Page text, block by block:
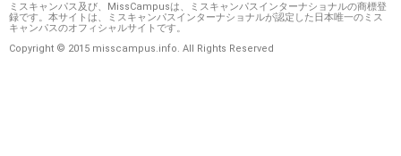
ミスキャンパス及び、MissCampusは、ミスキャンパスインターナショナルの商標登
録です。本サイトは、ミスキャンパスインターナショナルが認定した日本唯一のミス
キャンパスのオフィシャルサイトです。
Copyright © 2015 misscampus.info. All Rights Reserved